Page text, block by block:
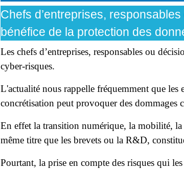
Chefs d’entreprises,
bénéfice de la protection des
Les chefs d’entreprises, responsables ou
cyber-risques.
L'actualité nous rappelle fréquemment que les
concrétisation peut provoquer des dommages
En effet la transition numérique, la mobilité, la
même titre que les brevets ou la R&D,
Pourtant, la prise en compte des risques qui